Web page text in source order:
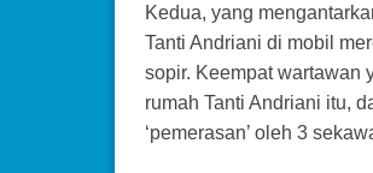
Kedua, yang
Tanti Andriani di mobil
sopir. Keempat wartawan
rumah Tanti Andriani itu,
‘pemerasan’ oleh 3